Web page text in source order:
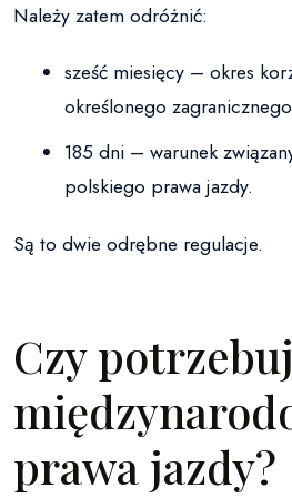
Należy zatem odróżnić:
sześć miesięcy – okres
określonego
185 dni – warunek
polskiego prawa jazdy.
Są to dwie odrębne regulacje.
Czy
prawa jazdy?